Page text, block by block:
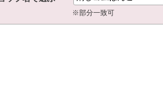
※部分一致可